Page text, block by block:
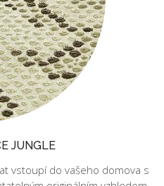
JUNGLE
vstoupí do vašeho domova s